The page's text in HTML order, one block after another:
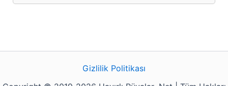
Gizlilik Politikası